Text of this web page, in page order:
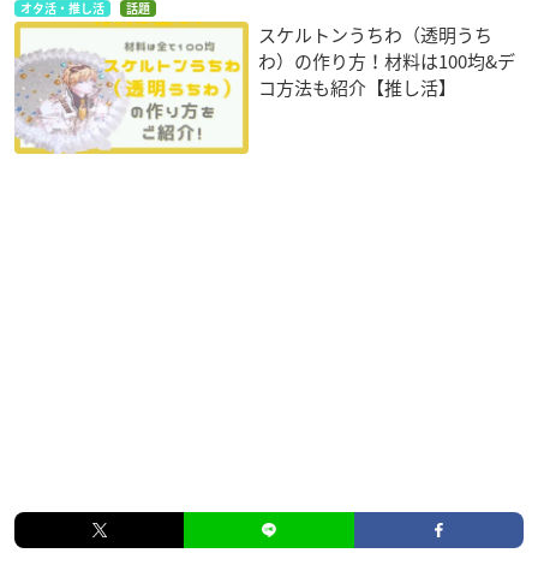
オタ活・推し活 話題
スケルトンうちわ（透明うち
わ）の作り方！材料は100均&デ
コ方法も紹介【推し活】